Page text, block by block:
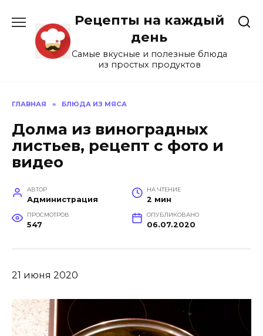
содержанию
Рецепты на каждый
день
Самые вкусные и полезные блюда
из простых продуктов
ГЛАВНАЯ » БЛЮДА ИЗ МЯСА
Долма из виноградных
листьев, рецепт с фото и
видео
АВТОР
Администрация
НА ЧТЕНИЕ
2 мин
ПРОСМОТРОВ
547
ОПУБЛИКОВАНО
06.07.2020
21 июня 2020